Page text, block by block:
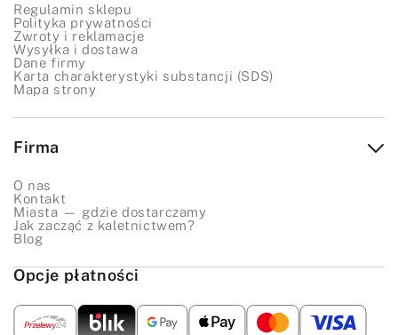
Regulamin sklepu
Polityka prywatności
Zwroty i reklamacje
Wysyłka i dostawa
Dane firmy
Karta charakterystyki substancji (SDS)
Mapa strony
Firma
O nas
Kontakt
Miasta — gdzie dostarczamy
Jak zacząć z kaletnictwem?
Blog
Opcje płatności